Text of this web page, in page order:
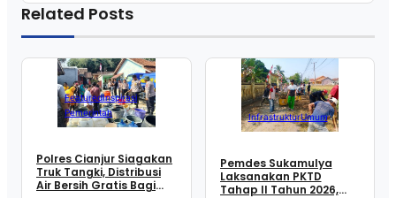
Related Posts
FeaturedInspirasi
Pemerintah
Polres Cianjur Siagakan
Truk Tangki, Distribusi
Air Bersih Gratis Bagi
InfrastrukturUmum
Pemdes Sukamulya
Laksanakan PKTD
Tahap II Tahun 2026,